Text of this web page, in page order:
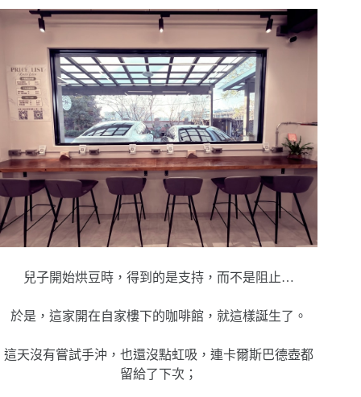
兒子開始烘豆時，得到的是支持，而不是阻止…
於是，這家開在自家樓下的咖啡館，就這樣誕生了。
這天沒有嘗試手沖，也還沒點虹吸，連卡爾斯巴德壺都
留給了下次；